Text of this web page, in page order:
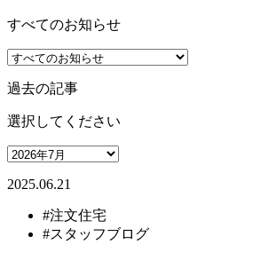
すべてのお知らせ
過去の記事
選択してください
2025.06.21
#注文住宅
#スタッフブログ